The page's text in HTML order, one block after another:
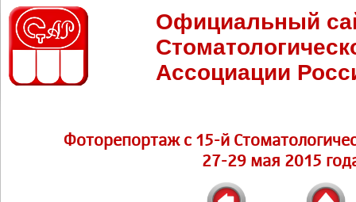
Официальный
Ассоциации
Фоторепортаж с 15-й
27-29 мая 2015